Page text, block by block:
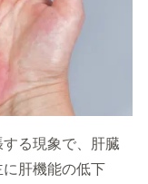
る現象で、肝臓
肝機能の低下